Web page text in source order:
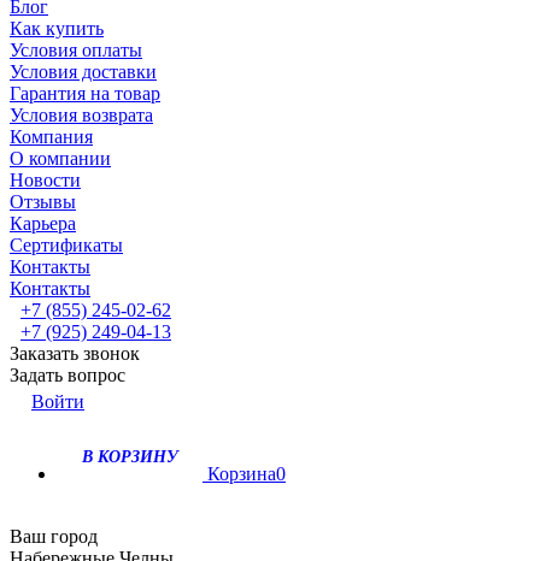
Блог
Как купить
Условия оплаты
Условия доставки
Гарантия на товар
Условия возврата
Компания
О компании
Новости
Отзывы
Карьера
Сертификаты
Контакты
Контакты
+7 (855) 245-02-62
+7 (925) 249-04-13
Заказать звонок
Задать вопрос
Войти
В КОРЗИНУ
Корзина0
Ваш город